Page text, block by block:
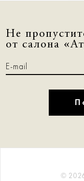
Не
от салона
©